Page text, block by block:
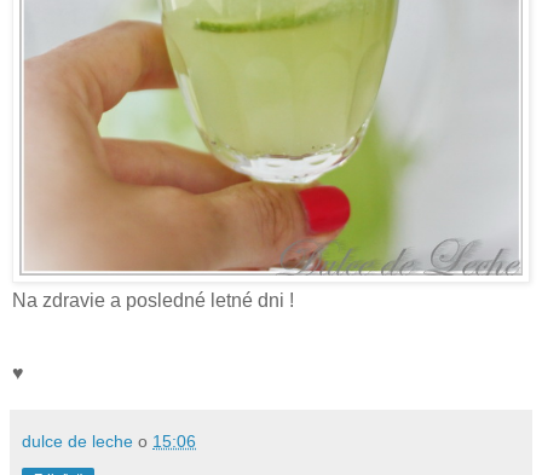
Na zdravie a posledné letné dni !
♥
dulce de leche o 15:06